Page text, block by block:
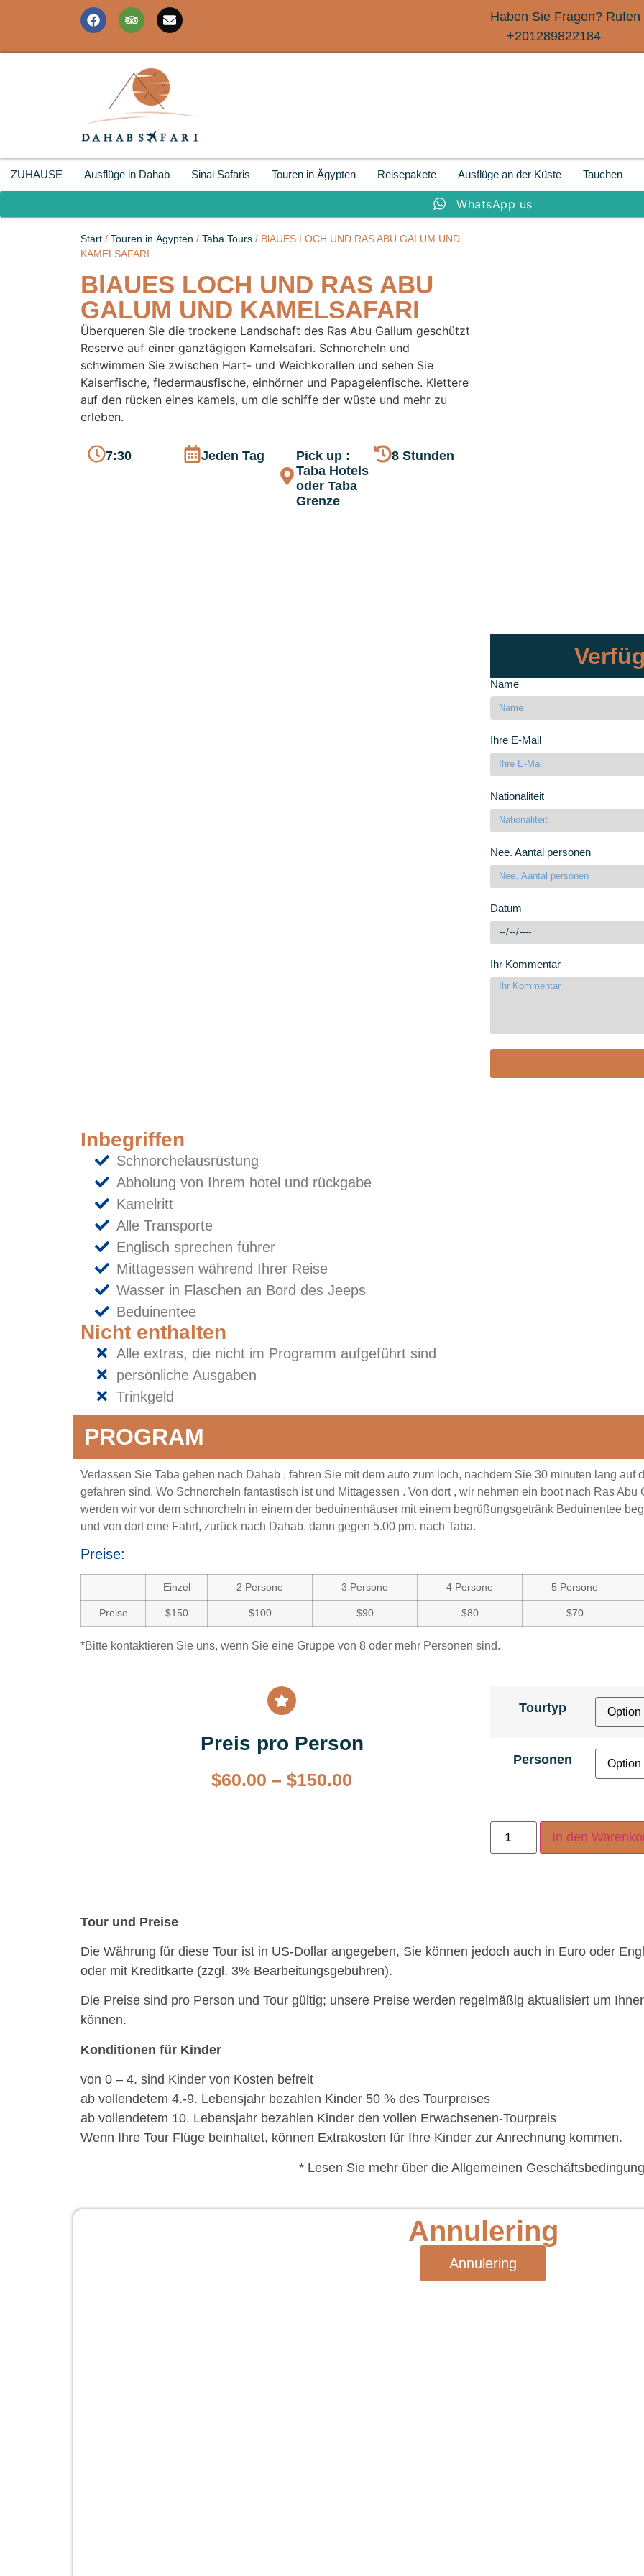
Haben Sie Fragen?
+201289822184
ZUHAUSE Ausflüge in Dahab Sinai Safaris Touren in Ägypten Reisepakete Ausflüge an der Küste Tauchen
WhatsApp us
Start / Touren in Ägypten / Taba Tours / BlAUES LOCH UND RAS ABU GALUM UND
KAMELSAFARI
BlAUES LOCH UND RAS ABU
GALUM UND KAMELSAFARI
Überqueren Sie die trockene Landschaft des Ras Abu Gallum geschützt
Reserve auf einer ganztägigen Kamelsafari. Schnorcheln und
schwimmen Sie zwischen Hart- und Weichkorallen und sehen Sie
Kaiserfische, fledermausfische, einhörner und Papageienfische. Klettere
auf den rücken eines kamels, um die schiffe der wüste und mehr zu
erleben.
7:30 Jeden Tag
Pick up :
Taba Hotels
oder Taba
Grenze
8 Stunden
Name
Ihre E-Mail
Nationaliteit
Nee. Aantal personen
Datum
Ihr Kommentar
Inbegriffen
Schnorchelausrüstung
Abholung von Ihrem hotel und rückgabe
Kamelritt
Alle Transporte
Englisch sprechen führer
Mittagessen während Ihrer Reise
Wasser in Flaschen an Bord des Jeeps
Beduinentee
Nicht enthalten
Alle extras, die nicht im Programm aufgeführt sind
persönliche Ausgaben
Trinkgeld
PROGRAM
Verlassen Sie Taba gehen nach Dahab , fahren Sie mit dem auto zum loch, nachdem Sie 30 minuten lang auf
gefahren sind. Wo Schnorcheln fantastisch ist und Mittagessen . Von dort , wir nehmen ein boot nach Ras
werden wir vor dem schnorcheln in einem der beduinenhäuser mit einem begrüßungsgetränk Beduinentee
und von dort eine Fahrt, zurück nach Dahab, dann gegen 5.00 pm. nach Taba.
Preise:
Einzel 2 Persone 3 Persone 4 Persone 5 Persone
Preise $150 $100 $90 $80 $70
*Bitte kontaktieren Sie uns, wenn Sie eine Gruppe von 8 oder mehr Personen sind.
Preis pro Person
$60.00 – $150.00
Tourtyp
Personen
In den
Tour und Preise
Die Währung für diese Tour ist in US-Dollar angegeben, Sie können jedoch auch in Euro oder
oder mit Kreditkarte (zzgl. 3% Bearbeitungsgebühren).
Die Preise sind pro Person und Tour gültig; unsere Preise werden regelmäßig aktualisiert um
können.
Konditionen für Kinder
von 0 – 4. sind Kinder von Kosten befreit
ab vollendetem 4.-9. Lebensjahr bezahlen Kinder 50 % des Tourpreises
ab vollendetem 10. Lebensjahr bezahlen Kinder den vollen Erwachsenen-Tourpreis
Wenn Ihre Tour Flüge beinhaltet, können Extrakosten für Ihre Kinder zur Anrechnung kommen.
* Lesen Sie mehr über die Allgemeinen
Annulering
Annulering